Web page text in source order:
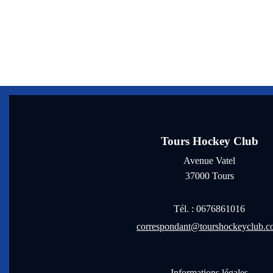
Tours Hockey Club
Avenue Vatel
37000 Tours
Tél. : 0676861016